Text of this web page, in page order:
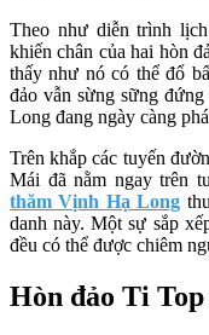
Theo như diễn trình
khiến chân của hai hòn
thấy như nó có thể đổ
đảo vẫn sừng sững
Long đang ngày càng
Trên khắp các tuyến
Mái đã nằm ngay trên
thăm Vịnh Hạ Long
danh này. Một sự sắp
đều có thể được chiêm
Hòn đảo Ti